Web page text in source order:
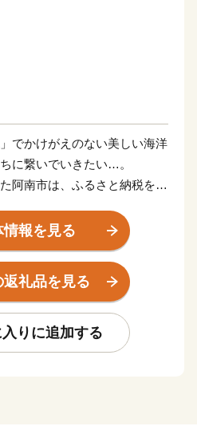
でかけがえのない美しい海洋
に繋いでいきたい…。
阿南市は、ふるさと納税を通
アクションをおこし、普及し
可能な社会づくりを実現して
の制度運用を行っています。
SHIP PARTNER
ともに新たなムーブメントを
情報を見る
礼品を見る
りに追加する